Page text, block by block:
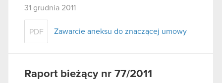
31 grudnia 2011
PDF Zawarcie aneksu do znaczącej umowy
Raport bieżący nr 77/2011